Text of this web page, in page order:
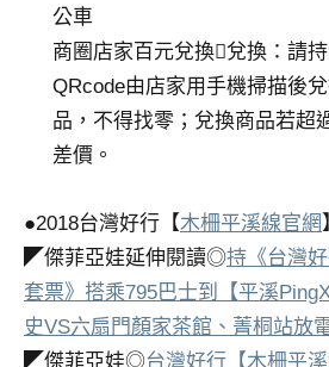
公車
商圈店家百元兌換兌換：請
QRcode由店家用手機掃描後
品，不得找零；兌換商品若超
差價。
●2018台灣好行【木柵平溪線官網
◤傑菲亞娃延伸閱讀◎持《台灣
套票》搭乘795巴士到【平溪
史VS六扇門顏家茶館、菁桐站放
◤傑菲亞娃◎台灣好行【木柵平